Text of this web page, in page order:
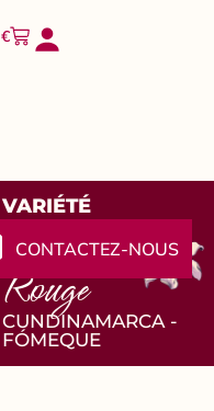
€
VARIÉTÉ
Bourbon
Rouge
CUNDINAMARCA -
FÓMEQUE
CONTACTEZ-NOUS